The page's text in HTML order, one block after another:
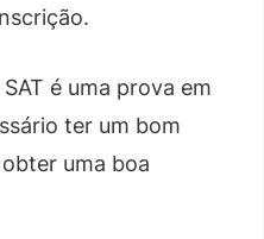
é uma prova em
ter um bom
uma boa